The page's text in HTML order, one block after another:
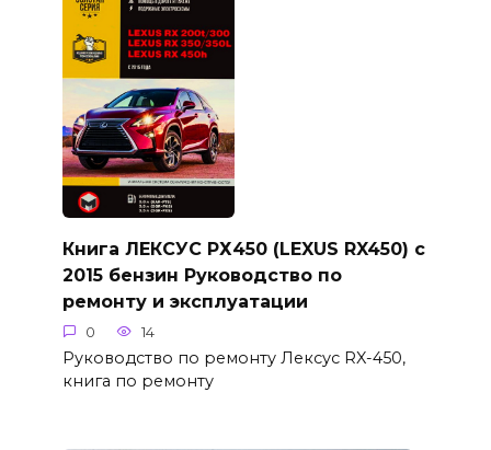
Книга ЛЕКСУС РХ450 (LEXUS RX450) с
2015 бензин Руководство по
ремонту и эксплуатации
0 14
Руководство по ремонту Лексус RX-450,
книга по ремонту